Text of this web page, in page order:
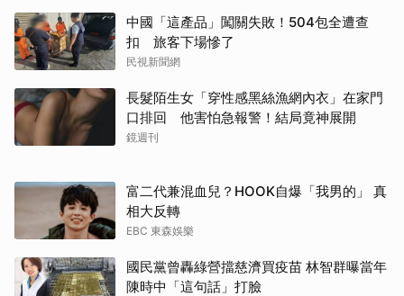
中國「這產品」闖關失敗！504包全遭查
扣 旅客下場慘了
民視新聞網
長髮陌生女「穿性感黑絲漁網內衣」在家門
口排回 他害怕急報警！結局竟神展開
鏡週刊
富二代兼混血兒？HOOK自爆「我男的」 真
相大反轉
EBC 東森娛樂
國民黨曾轟綠營擋慈濟買疫苗 林智群曝當年
陳時中「這句話」打臉